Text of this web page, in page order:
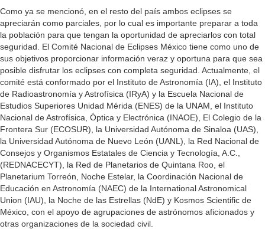
Como ya se mencionó, en el resto del país ambos eclipses se
apreciarán como parciales, por lo cual es importante preparar a toda
la población para que tengan la oportunidad de apreciarlos con total
seguridad. El Comité Nacional de Eclipses México tiene como uno de
sus objetivos proporcionar información veraz y oportuna para que sea
posible disfrutar los eclipses con completa seguridad. Actualmente, el
comité está conformado por el Instituto de Astronomía (IA), el Instituto
de Radioastronomía y Astrofísica (IRyA) y la Escuela Nacional de
Estudios Superiores Unidad Mérida (ENES) de la UNAM, el Instituto
Nacional de Astrofísica, Óptica y Electrónica (INAOE), El Colegio de la
Frontera Sur (ECOSUR), la Universidad Autónoma de Sinaloa (UAS),
la Universidad Autónoma de Nuevo León (UANL), la Red Nacional de
Consejos y Organismos Estatales de Ciencia y Tecnología, A.C.,
(REDNACECYT), la Red de Planetarios de Quintana Roo, el
Planetarium Torreón, Noche Estelar, la Coordinación Nacional de
Educación en Astronomía (NAEC) de la International Astronomical
Union (IAU), la Noche de las Estrellas (NdE) y Kosmos Scientific de
México, con el apoyo de agrupaciones de astrónomos aficionados y
otras organizaciones de la sociedad civil.